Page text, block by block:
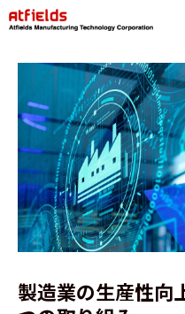
サ
選
お悩
お
製造業の生産性向